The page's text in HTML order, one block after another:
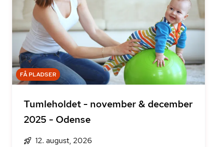
FÅ PLADSER
Tumleholdet - november & december
2025 - Odense
12. august, 2026